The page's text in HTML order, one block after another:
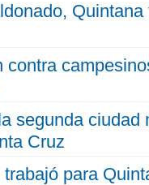
contra
segunda ciudad
Cruz
para